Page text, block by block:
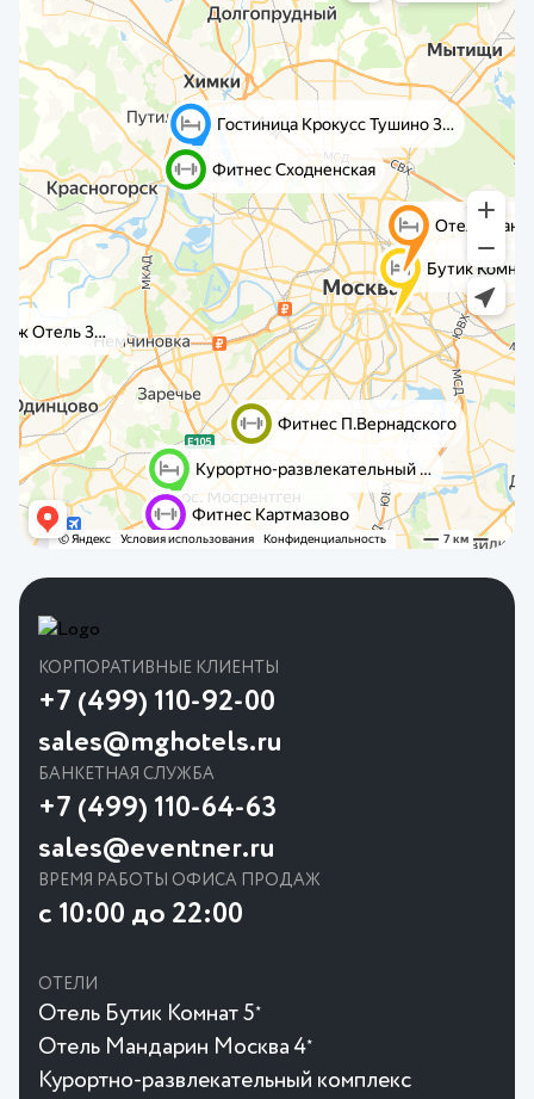
КОРПОРАТИВНЫЕ КЛИЕНТЫ
+7 (499) 110-92-00
sales@mghotels.ru
БАНКЕТНАЯ СЛУЖБА
+7 (499) 110-64-63
sales@eventner.ru
ВРЕМЯ РАБОТЫ ОФИСА ПРОДАЖ
с 10:00 до 22:00
ОТЕЛИ
Отель Бутик Комнат 5★
Отель Мандарин Москва 4★
Курортно-развлекательный комплекс